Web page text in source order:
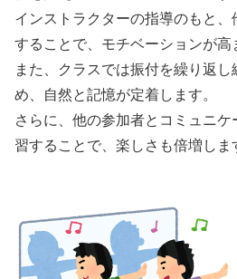
インストラクターの指導のもと
することで、モチベーションが高
また、クラスでは振付を繰り返
め、自然と記憶が定着します。
さらに、他の参加者とコミュニ
習することで、楽しさも倍増しま